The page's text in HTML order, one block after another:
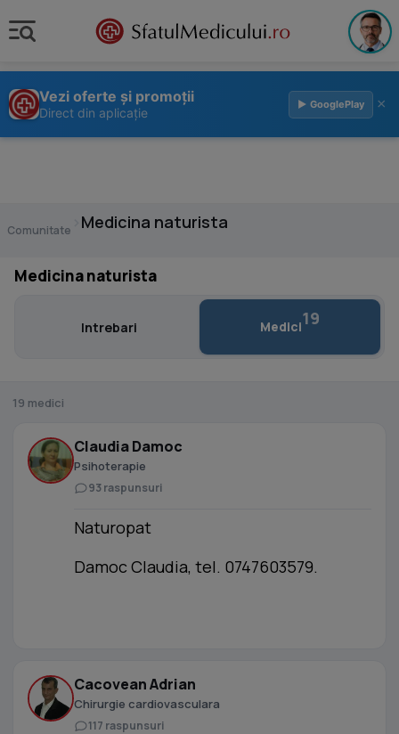
Vezi oferte și promoții
Direct din aplicație
▶ GooglePlay ×
Comunitate Medicina naturista
Medicina naturista
Intrebari Medici19
19 medici
Claudia Damoc
Psihoterapie
93 raspunsuri
Naturopat
Damoc Claudia, tel. 0747603579.
Cacovean Adrian
Chirurgie cardiovasculara
117 raspunsuri